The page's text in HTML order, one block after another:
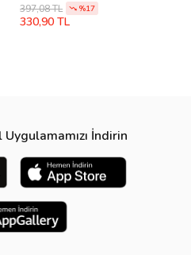
397,08 TL %17
330,90 TL
İndirin